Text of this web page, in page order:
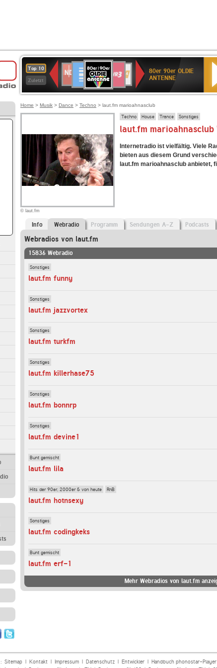
Top 10
Zuletzt
Deutschlandfunk
80er
90er
OLDIE
ANTENNE
SWR3
SWR
Kultur
NDR
2
80er 90er OLDIE
ANTENNE
Home > Musik > Dance > Techno > laut.fm marioahnasclub
© laut.fm
Techno House Trance Sonstiges
laut.fm marioahnasclub
Internetradio ist vielfältig. Viele
bieten aus diesem Grund
laut.fm marioahnasclub anbietet,
Info Webradio Programm Sendungen A-Z Podcasts
Webradios von laut.fm
15836 Webradio
Sonstiges
laut.fm funny
Sonstiges
laut.fm jazzvortex
Sonstiges
laut.fm turkfm
Sonstiges
laut.fm killerhase75
Sonstiges
laut.fm bonnrp
Sonstiges
laut.fm devine1
Bunt gemischt
laut.fm lila
Hits der 90er, 2000er & von heute RnB
laut.fm hotnsexy
Sonstiges
laut.fm codingkeks
Bunt gemischt
laut.fm erf-1
Mehr Webradios von laut.fm
Sitemap| Kontakt| Impressum| Datenschutz| Entwickler| Handbuch phonostar-Player